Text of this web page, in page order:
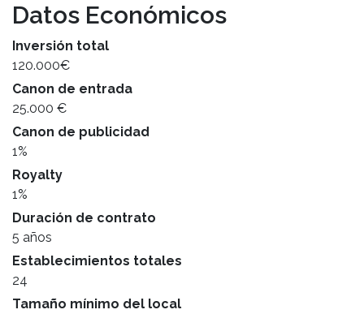
Datos Económicos
Inversión total
120.000€
Canon de entrada
25.000 €
Canon de publicidad
1%
Royalty
1%
Duración de contrato
5 años
Establecimientos totales
24
Tamaño mínimo del local